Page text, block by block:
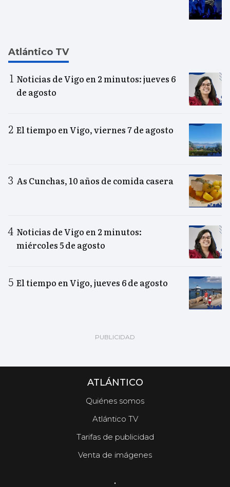
Atlántico TV
Noticias de Vigo en 2 minutos: jueves 6
de agosto
El tiempo en Vigo, viernes 7 de agosto
As Cunchas, 10 años de comida casera
Noticias de Vigo en 2 minutos:
miércoles 5 de agosto
El tiempo en Vigo, jueves 6 de agosto
ATLÁNTICO
Quiénes somos
Atlántico TV
Tarifas de publicidad
Venta de imágenes
.